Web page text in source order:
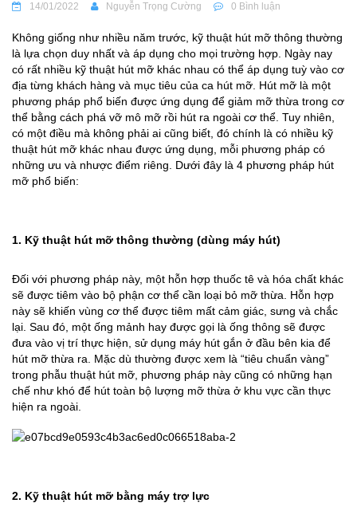
14/01/2022 Nguyễn Trọng Cường 0 Bình luận
Không giống như nhiều năm trước, kỹ thuật hút mỡ thông thường
là lựa chọn duy nhất và áp dụng cho mọi trường hợp. Ngày nay
có rất nhiều kỹ thuật hút mỡ khác nhau có thể áp dụng tuỳ vào cơ
địa từng khách hàng và mục tiêu của ca hút mỡ. Hút mỡ là một
phương pháp phổ biến được ứng dụng để giảm mỡ thừa trong cơ
thể bằng cách phá vỡ mô mỡ rồi hút ra ngoài cơ thể. Tuy nhiên,
có một điều mà không phải ai cũng biết, đó chính là có nhiều kỹ
thuật hút mỡ khác nhau được ứng dụng, mỗi phương pháp có
những ưu và nhược điểm riêng. Dưới đây là 4 phương pháp hút
mỡ phổ biến:
1. Kỹ thuật hút mỡ thông thường (dùng máy hút)
Đối với phương pháp này, một hỗn hợp thuốc tê và hóa chất khác
sẽ được tiêm vào bộ phận cơ thể cần loại bỏ mỡ thừa. Hỗn hợp
này sẽ khiến vùng cơ thể được tiêm mất cảm giác, sưng và chắc
lại. Sau đó, một ống mảnh hay được gọi là ống thông sẽ được
đưa vào vị trí thực hiện, sử dụng máy hút gắn ở đầu bên kia để
hút mỡ thừa ra. Mặc dù thường được xem là “tiêu chuẩn vàng”
trong phẫu thuật hút mỡ, phương pháp này cũng có những hạn
chế như khó để hút toàn bộ lượng mỡ thừa ở khu vực cần thực
hiện ra ngoài.
2. Kỹ thuật hút mỡ bằng máy trợ lực